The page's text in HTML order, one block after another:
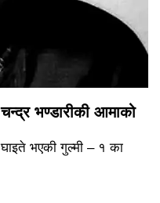
भण्डारीकी आमाको
भएकी गुल्मी – १ का